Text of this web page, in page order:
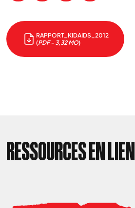
RAPPORT_KIDAIDS_2012
(PDF - 3,32 MO)
RESSOURCES EN LIEN